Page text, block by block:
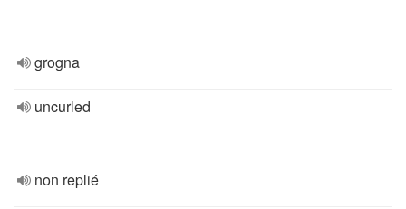
grogna
uncurled
non replié